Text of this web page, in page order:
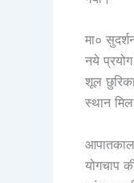
मा०
नये
शूल
स्थान
योगचाप